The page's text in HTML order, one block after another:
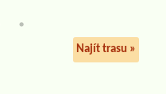
Najít trasu »